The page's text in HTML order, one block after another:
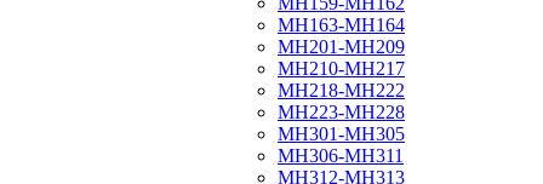
МН163-МН164
МН201-МН209
МН210-МН217
МН218-МН222
МН223-МН228
МН301-МН305
МН306-МН311
МН312-МН313